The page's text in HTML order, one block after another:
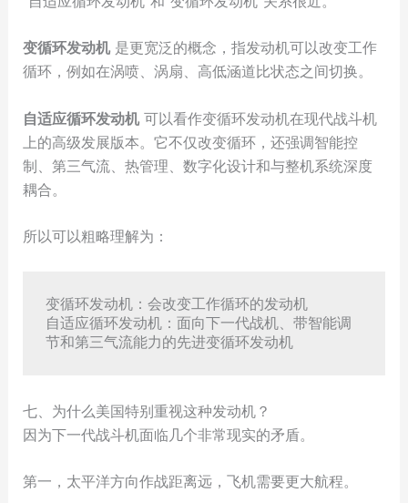
变循环发动机是更宽泛的概念，指发动机可以改变工作
循环，例如在涡喷、涡扇、高低涵道比状态之间切换。
自适应循环发动机可以看作变循环发动机在现代战斗机
上的高级发展版本。它不仅改变循环，还强调智能控
制、第三气流、热管理、数字化设计和与整机系统深度
耦合。
所以可以粗略理解为：
变循环发动机：会改变工作循环的发动机
自适应循环发动机：面向下一代战机、带智能调
七、为什么美国特别重视这种发动机？
因为下一代战斗机面临几个非常现实的矛盾。
第一，太平洋方向作战距离远，飞机需要更大航程。